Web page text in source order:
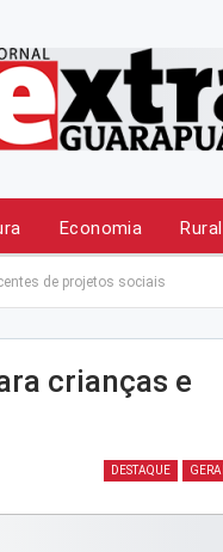
Economia Rural
de projetos sociais
crianças e
DESTAQUE GERAL